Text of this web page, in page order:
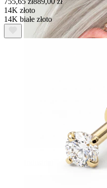
14K złoto
14K białe złoto